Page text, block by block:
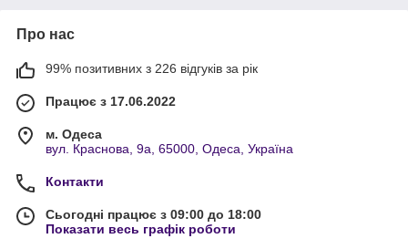
Про нас
99% позитивних з 226 відгуків за рік
Працює з 17.06.2022
м. Одеса
вул. Краснова, 9а, 65000, Одеса, Україна
Контакти
Сьогодні працює з 09:00 до 18:00
Показати весь графік роботи